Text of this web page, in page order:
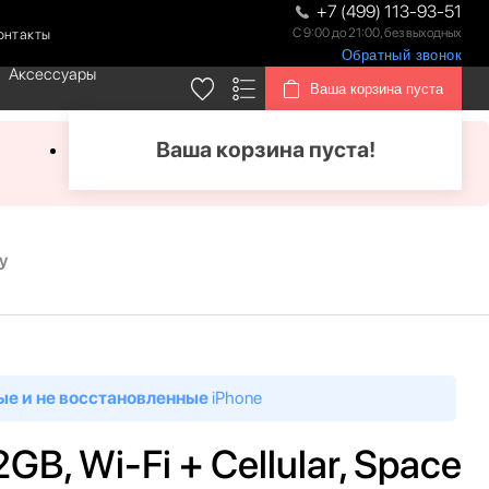
+7 (499) 113-93-51
С 9:00 до 21:00, без выходных
Обратный звонок
Аксессуары
Ваша корзина пуста
Ваша корзина пуста!
и не восстановленныеiPhone
Wi-Fi + Cellular, Space